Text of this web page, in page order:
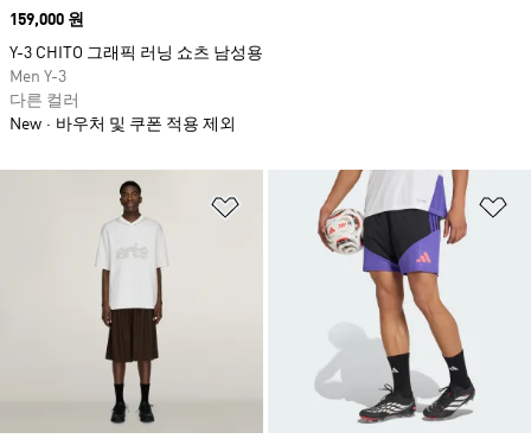
위시리스트 담기
Price
159,000 원
Y-3 CHITO 그래픽 러닝 쇼츠 남성용
Men Y-3
다른 컬러
New
바우처 및 쿠폰 적용 제외